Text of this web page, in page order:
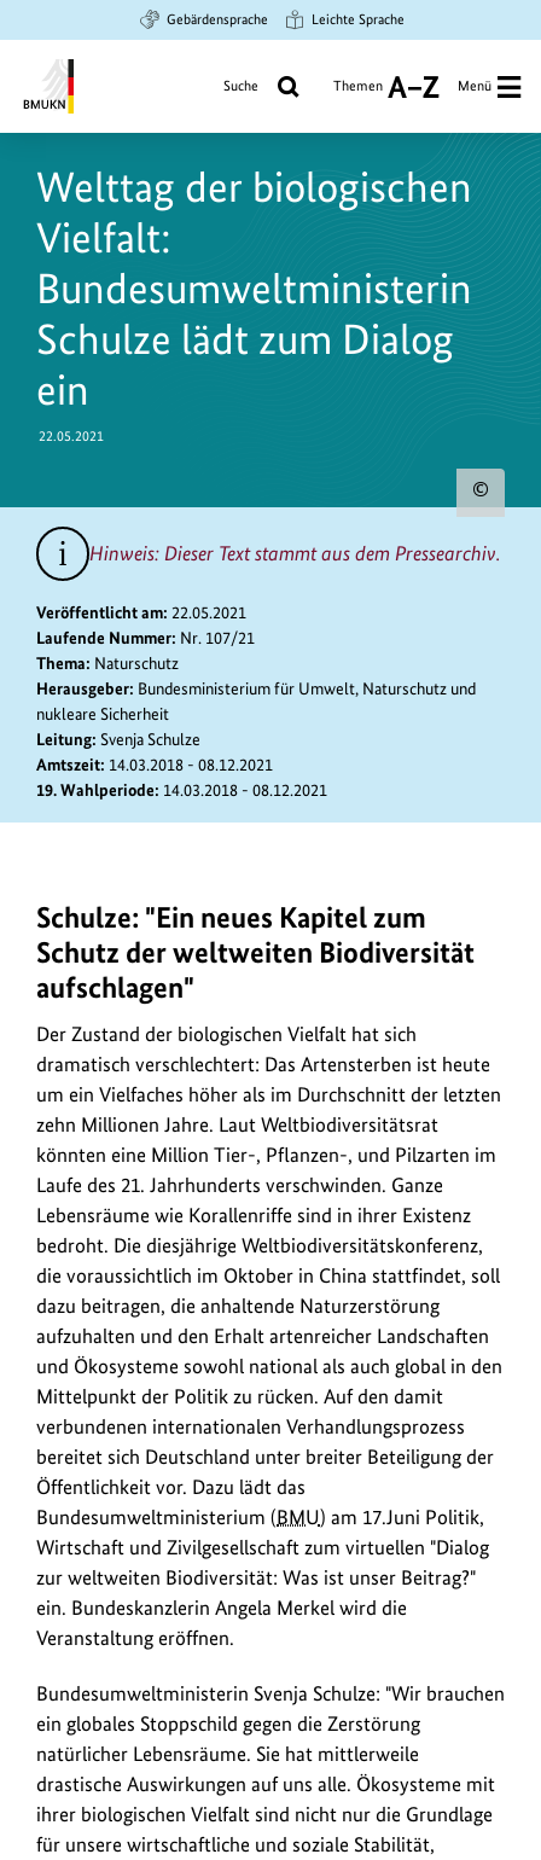
Hauptinhalt
springen
Suche
springen
Hauptnavigation
springen
Gebärdensprache Leichte Sprache
Umwelt,
Naturschutz
und
nukleare
Sicherheit
Suche Themen
A
Z
Menü
Welttag der biologischen
Vielfalt:
Bundesumweltministerin
Schulze lädt zum Dialog
ein
22.05.2021
zum
Hinweis: Dieser Text stammt aus dem Pressearchiv.
Veröffentlicht am: 22.05.2021
Laufende Nummer: Nr. 107/21
Thema: Naturschutz
Herausgeber: Bundesministerium für Umwelt, Naturschutz und
nukleare Sicherheit
Leitung: Svenja Schulze
Amtszeit: 14.03.2018 - 08.12.2021
19. Wahlperiode: 14.03.2018 - 08.12.2021
Das
Artensterben
ist
heute
um
ein
Vielfaches
höher
als
im
der
letzten
zehn
Millionen
Jahre.
Am
17.
Juni
lädt
das
BMU
zum
Dialog
zur
weltweiten
ein.
Schulze: "Ein neues Kapitel zum
Schutz der weltweiten Biodiversität
aufschlagen"
Der Zustand der biologischen Vielfalt hat sich
dramatisch verschlechtert: Das Artensterben ist heute
um ein Vielfaches höher als im Durchschnitt der letzten
zehn Millionen Jahre. Laut Weltbiodiversitätsrat
könnten eine Million Tier-, Pflanzen-, und Pilzarten im
Laufe des 21. Jahrhunderts verschwinden. Ganze
Lebensräume wie Korallenriffe sind in ihrer Existenz
bedroht. Die diesjährige Weltbiodiversitätskonferenz,
die voraussichtlich im Oktober in China stattfindet, soll
dazu beitragen, die anhaltende Naturzerstörung
aufzuhalten und den Erhalt artenreicher Landschaften
und Ökosysteme sowohl national als auch global in den
Mittelpunkt der Politik zu rücken. Auf den damit
verbundenen internationalen Verhandlungsprozess
bereitet sich Deutschland unter breiter Beteiligung der
Öffentlichkeit vor. Dazu lädt das
Bundesumweltministerium (BMU) am 17.Juni Politik,
Wirtschaft und Zivilgesellschaft zum virtuellen "Dialog
zur weltweiten Biodiversität: Was ist unser Beitrag?"
ein. Bundeskanzlerin Angela Merkel wird die
Veranstaltung eröffnen.
Bundesumweltministerin Svenja Schulze: "Wir brauchen
ein globales Stoppschild gegen die Zerstörung
natürlicher Lebensräume. Sie hat mittlerweile
drastische Auswirkungen auf uns alle. Ökosysteme mit
ihrer biologischen Vielfalt sind nicht nur die Grundlage
für unsere wirtschaftliche und soziale Stabilität,